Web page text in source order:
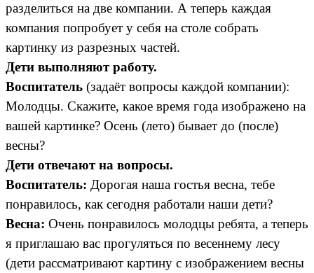
разделиться на две компании. А теперь каждая
компания попробует у себя на столе собрать
картинку из разрезных частей.
Дети выполняют работу.
Воспитатель (задаёт вопросы каждой компании):
Молодцы. Скажите, какое время года изображено на
вашей картинке? Осень (лето) бывает до (после)
весны?
Дети отвечают на вопросы.
Воспитатель: Дорогая наша гостья весна, тебе
понравилось, как сегодня работали наши дети?
Весна: Очень понравилось молодцы ребята, а теперь
я приглашаю вас прогуляться по весеннему лесу
(дети рассматривают картину с изображением весны